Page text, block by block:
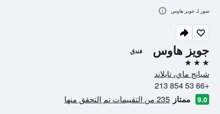
جويز هاوس فندق
3 نجوم
شيانج ماي، تايلاند
+66 53 854 213
9.0 ممتاز 235 من التقييمات تم التحقق منها
صور لـ جويز هاوس